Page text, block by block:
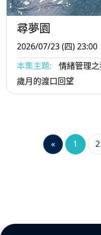
尋夢園
2026/07/23 (四) 23:00
本集主題:
情緒管理
歲月的渡口回望
« 1 2